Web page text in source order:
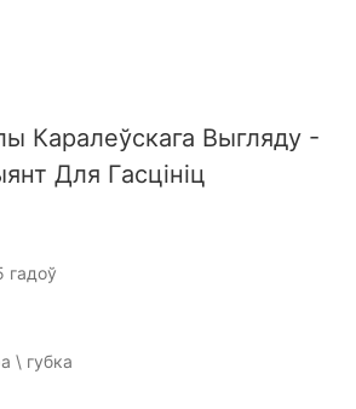
Каралеўскага Выгляду -
Для Гасцініц
гадоў
\ губка